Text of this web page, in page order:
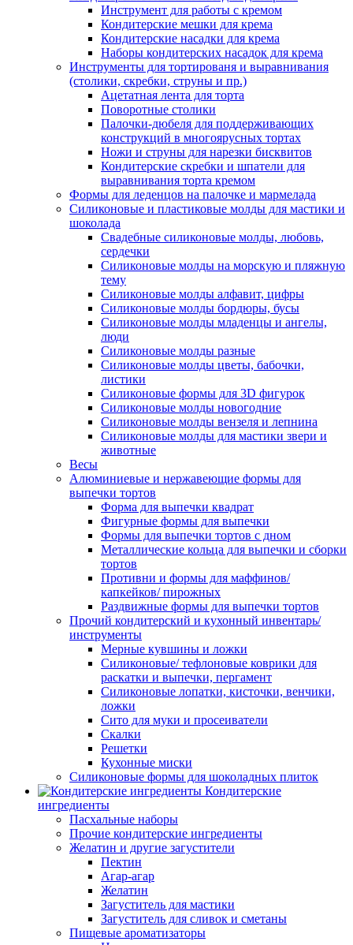
Инструмент для работы с кремом
Кондитерские мешки для крема
Кондитерские насадки для крема
Наборы кондитерских насадок для крема
Инструменты для тортированя и выравнивания
(столики, скребки, струны и пр.)
Ацетатная лента для торта
Поворотные столики
Палочки-дюбеля для поддерживающих
конструкций в многоярусных тортах
Ножи и струны для нарезки бисквитов
Кондитерские скребки и шпатели для
выравнивания торта кремом
Формы для леденцов на палочке и мармелада
Силиконовые и пластиковые молды для мастики и
шоколада
Свадебные силиконовые молды, любовь,
сердечки
Силиконовые молды на морскую и пляжную
тему
Силиконовые молды алфавит, цифры
Силиконовые молды бордюры, бусы
Силиконовые молды младенцы и ангелы,
люди
Силиконовые молды разные
Силиконовые молды цветы, бабочки,
листики
Силиконовые формы для 3D фигурок
Силиконовые молды новогодние
Силиконовые молды вензеля и лепнина
Силиконовые молды для мастики звери и
животные
Весы
Алюминиевые и нержавеющие формы для
выпечки тортов
Форма для выпечки квадрат
Фигурные формы для выпечки
Формы для выпечки тортов с дном
Металлические кольца для выпечки и сборки
тортов
Противни и формы для маффинов/
капкейков/ пирожных
Раздвижные формы для выпечки тортов
Прочий кондитерский и кухонный инвентарь/
инструменты
Мерные кувшины и ложки
Силиконовые/ тефлоновые коврики для
раскатки и выпечки, пергамент
Силиконовые лопатки, кисточки, венчики,
ложки
Сито для муки и просеиватели
Скалки
Решетки
Кухонные миски
Силиконовые формы для шоколадных плиток
Кондитерские
ингредиенты
Пасхальные наборы
Прочие кондитерские ингредиенты
Желатин и другие загустители
Пектин
Агар-агар
Желатин
Загуститель для мастики
Загуститель для сливок и сметаны
Пищевые ароматизаторы